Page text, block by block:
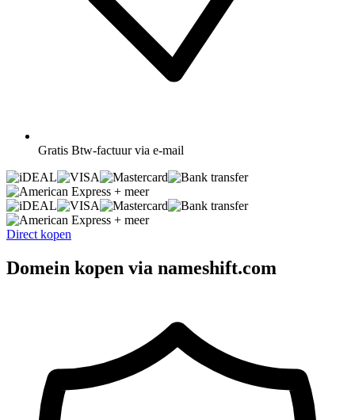
Gratis Btw-factuur via e-mail
+ meer
+ meer
Direct kopen
Domein kopen via nameshift.com